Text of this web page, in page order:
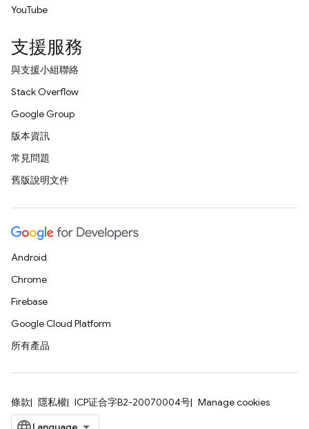
YouTube
支援服務
與支援小組聯絡
Stack Overflow
Google Group
版本資訊
常見問題
舊版說明文件
Android
Chrome
Firebase
Google Cloud Platform
所有產品
條款 隱私權 ICP证合字B2-20070004号 Manage cookies